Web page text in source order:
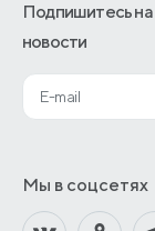
Подпишитесь
новости
Мы в соцсетях